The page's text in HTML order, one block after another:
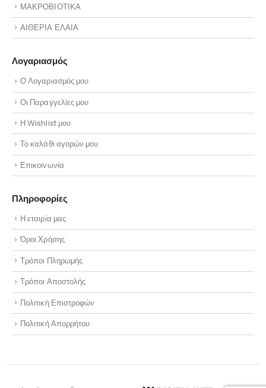
ΜΑΚΡΟΒΙΟΤΙΚΑ
ΑΙΘΕΡΙΑ ΕΛΑΙΑ
Λογαριασμός
Ο Λογαριασμός μου
Οι Παραγγελίες μου
Η Wishlist μου
Το καλάθι αγορών μου
Επικοινωνία
Πληροφορίες
Η εταιρία μας
Όροι Χρήσης
Τρόποι Πληρωμής
Τρόποι Αποστολής
Πολιτική Επιστροφών
Πολιτική Απορρήτου